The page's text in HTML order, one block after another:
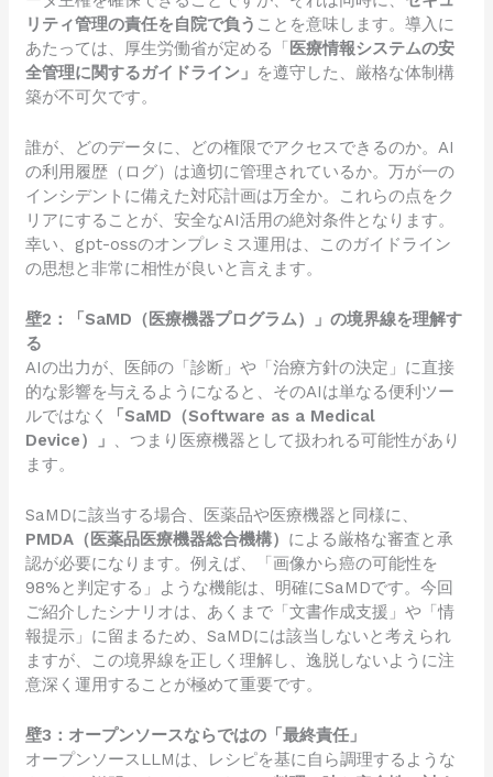
リティ管理の責任を自院で負う ことを意味します。導入に
あたっては、厚生労働省が定める「医療情報システムの安
全管理に関するガイドライン」 を遵守した、厳格な体制構
築が不可欠です。
誰が、どのデータに、どの権限でアクセスできるのか。AI
の利用履歴（ログ）は適切に管理されているか。万が一の
インシデントに備えた対応計画は万全か。これらの点をク
リアにすることが、安全なAI活用の絶対条件となります。
幸い、gpt-ossのオンプレミス運用は、このガイドライン
の思想と非常に相性が良いと言えます。
壁2：「SaMD（医療機器プログラム）」の境界線を理解す
る
AIの出力が、医師の「診断」や「治療方針の決定」に直接
的な影響を与えるようになると、そのAIは単なる便利ツー
ルではなく
「SaMD（Software as a Medical
Device）」 、つまり医療機器として扱われる可能性があり
ます。
SaMDに該当する場合、医薬品や医療機器と同様に、
PMDA（医薬品医療機器総合機構） による厳格な審査と承
認が必要になります。例えば、「画像から癌の可能性を
98%と判定する」ような機能は、明確にSaMDです。今回
ご紹介したシナリオは、あくまで「文書作成支援」や「情
報提示」に留まるため、SaMDには該当しないと考えられ
ますが、この境界線を正しく理解し、逸脱しないように注
意深く運用することが極めて重要です。
壁3：オープンソースならではの「最終責任」
オープンソースLLMは、レシピを基に自ら調理するような